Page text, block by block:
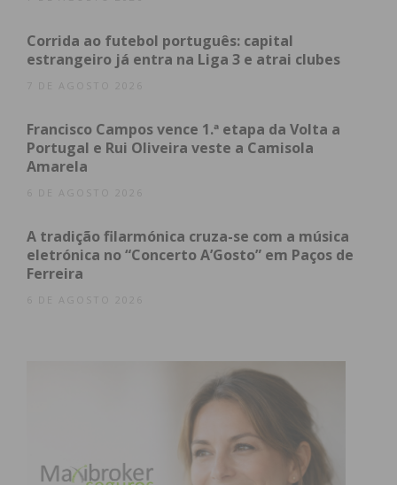
Corrida ao futebol português: capital
estrangeiro já entra na Liga 3 e atrai clubes
7 DE AGOSTO 2026
Francisco Campos vence 1.ª etapa da Volta a
Portugal e Rui Oliveira veste a Camisola
Amarela
6 DE AGOSTO 2026
A tradição filarmónica cruza-se com a música
eletrónica no “Concerto A’Gosto” em Paços de
Ferreira
6 DE AGOSTO 2026